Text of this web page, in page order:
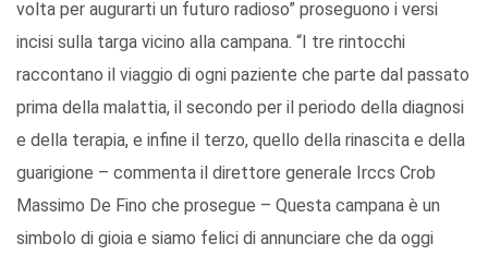
volta per augurarti un futuro radioso” proseguono i versi
incisi sulla targa vicino alla campana. “I tre rintocchi
raccontano il viaggio di ogni paziente che parte dal passato
prima della malattia, il secondo per il periodo della diagnosi
e della terapia, e infine il terzo, quello della rinascita e della
guarigione – commenta il direttore generale Irccs Crob
Massimo De Fino che prosegue – Questa campana è un
simbolo di gioia e siamo felici di annunciare che da oggi